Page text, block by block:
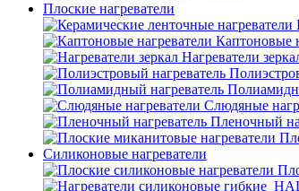
Плоские нагреватели
Каптоновые
Нагреватели
Слюдяные
Пленочный
Силиконовые нагреватели